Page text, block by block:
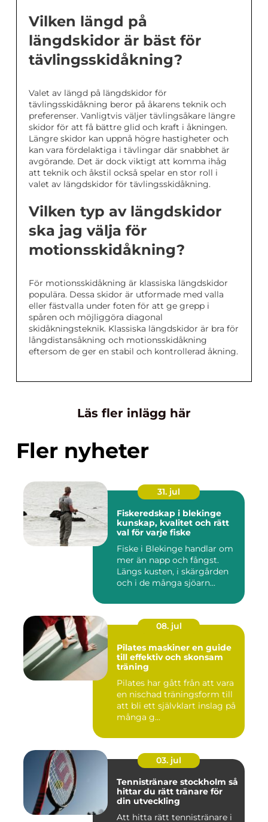
Vilken längd på
längdskidor är bäst för
tävlingsskidåkning?
Valet av längd på längdskidor för
tävlingsskidåkning beror på åkarens teknik och
preferenser. Vanligtvis väljer tävlingsåkare längre
skidor för att få bättre glid och kraft i åkningen.
Längre skidor kan uppnå högre hastigheter och
kan vara fördelaktiga i tävlingar där snabbhet är
avgörande. Det är dock viktigt att komma ihåg
att teknik och åkstil också spelar en stor roll i
valet av längdskidor för tävlingsskidåkning.
Vilken typ av längdskidor
ska jag välja för
motionsskidåkning?
För motionsskidåkning är klassiska längdskidor
populära. Dessa skidor är utformade med valla
eller fästvalla under foten för att ge grepp i
spåren och möjliggöra diagonal
skidåkningsteknik. Klassiska längdskidor är bra för
långdistansåkning och motionsskidåkning
eftersom de ger en stabil och kontrollerad åkning.
Läs fler inlägg här
Fler nyheter
31. jul
Fiskeredskap i blekinge
kunskap, kvalitet och rätt
val för varje fiske
Fiske i Blekinge handlar om
mer än napp och fångst.
Längs kusten, i skärgården
och i de många sjöarn...
08. jul
Pilates maskiner en guide
till effektiv och skonsam
träning
Pilates har gått från att vara
en nischad träningsform till
att bli ett självklart inslag på
många g...
03. jul
Tennistränare stockholm så
hittar du rätt tränare för
din utveckling
Att hitta rätt tennistränare i